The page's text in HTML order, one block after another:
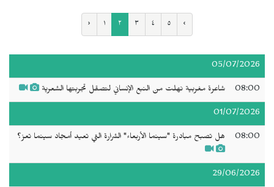
‹ ١ ٢ ٣ ٤ ٥ ›
05/07/2026
08:00 شاعرة مغربية نهلت من النبع الإنساني لتصقل تجربتها الشعرية
01/07/2026
08:00 هل تصبح مبادرة "سينما الأربعاء" الشرارة التي تعيد أمجاد سينما تعز؟
29/06/2026